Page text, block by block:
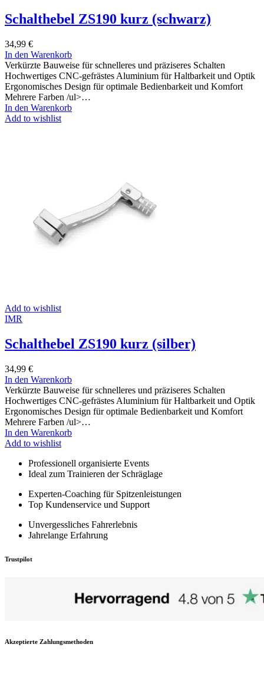
Schalthebel ZS190 kurz (schwarz)
34,99 €
In den Warenkorb
Verkürzte Bauweise für schnelleres und präziseres Schalten
Hochwertiges CNC-gefrästes Aluminium für Haltbarkeit und Optik
Ergonomisches Design für optimale Bedienbarkeit und Komfort
Mehrere Farben /ul>…
In den Warenkorb
Add to wishlist
Add to wishlist
IMR
Schalthebel ZS190 kurz (silber)
34,99 €
In den Warenkorb
Verkürzte Bauweise für schnelleres und präziseres Schalten
Hochwertiges CNC-gefrästes Aluminium für Haltbarkeit und Optik
Ergonomisches Design für optimale Bedienbarkeit und Komfort
Mehrere Farben /ul>…
In den Warenkorb
Add to wishlist
Professionell organisierte Events
Ideal zum Trainieren der Schräglage
Experten-Coaching für Spitzenleistungen
Top Kundenservice und Support
Unvergessliches Fahrerlebnis
Jahrelange Erfahrung
Trustpilot
Akzeptierte Zahlungsmethoden